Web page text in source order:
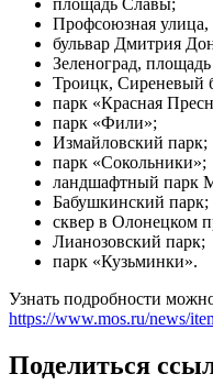
площадь Славы;
Профсоюзная улица,
бульвар Дмитрия
Зеленоград,
Троицк, Сиреневый
парк «Красная
парк «Фили»;
Измайловский парк;
парк «Сокольники»;
ландшафтный парк
Бабушкинский парк;
сквер в Олонецком
Лианозовский парк;
парк «Кузьминки».
Узнать подробности
https://www.mos.ru/news/
Поделиться